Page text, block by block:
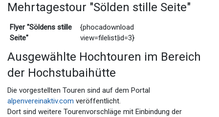
Mehrtagestour "Sölden stille Seite"
Flyer "Söldens stille
Seite"
{phocadownload
view=filelist|id=3}
Ausgewählte Hochtouren im Bereich
der Hochstubaihütte
Die vorgestellten Touren sind auf dem Portal
alpenvereinaktiv.com veröffentlicht.
Dort sind weitere Tourenvorschläge mit Einbindung der